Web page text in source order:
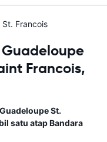
Francois
Francois,
St.
satu atapBandara